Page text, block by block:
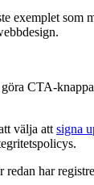
exemplet som
CTA-
välja att signa
har